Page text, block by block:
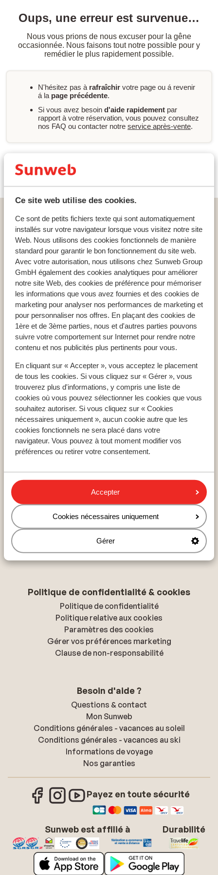
Ce site web utilise des cookies.
Ce sont de petits fichiers texte qui sont automatiquement
installés sur votre navigateur lorsque vous visitez notre site
Web. Nous utilisons des cookies fonctionnels de manière
standard pour garantir le bon fonctionnement du site web.
Avec votre autorisation, nous utilisons chez Sunweb Group
GmbH également des cookies analytiques pour améliorer
notre site Web, des cookies de préférence pour mémoriser
les informations que vous avez fournies et des cookies de
marketing pour analyser nos performances de marketing et
pour personnaliser nos offres. En plaçant des cookies de
1ère et de 3ème parties, nous et d'autres parties pouvons
suivre votre comportement sur Internet pour rendre notre
contenu et nos publicités plus pertinents pour vous.
En cliquant sur « Accepter », vous acceptez le placement
de tous les cookies. Si vous cliquez sur « Gérer », vous
trouverez plus d'informations, y compris une liste de
cookies où vous pouvez sélectionner les cookies que vous
souhaitez autoriser. Si vous cliquez sur « Cookies
nécessaires uniquement », aucun cookie autre que les
cookies fonctionnels ne sera placé dans votre
navigateur. Vous pouvez à tout moment modifier vos
préférences ou retirer votre consentement.
Accepter
Cookies nécessaires uniquement
Gérer
Oups, une erreur est survenue…
Nous vous prions de nous excuser pour la gêne
occasionnée. Nous faisons tout notre possible pour y
remédier le plus rapidement possible.
N'hésitez pas à rafraîchir votre page ou á revenir
á la page précédente.
Si vous avez besoin d'aide rapidement par
rapport à votre réservation, vous pouvez consultez
nos FAQ ou contacter notre service après-vente.
Nouvelle recherche
Appart'hôtel Premier Fort Beach
Pays populaires
Espagne
Égypte
Tunisie
Régions populaires
Mer Rouge
Lanzarote
Golfe d'Hammamet
Destinations populaires
Hurghada
Hammamet
À propos de Sunweb
À propos de Sunweb
Tourisme responsable
Presse & médias
Déclaration d'accessibilité
Politique de confidentialité & cookies
Politique de confidentialité
Politique relative aux cookies
Paramètres des cookies
Gérer vos préférences marketing
Clause de non-responsabilité
Besoin d'aide ?
Questions & contact
Mon Sunweb
Conditions générales - vacances au soleil
Conditions générales - vacances au ski
Informations de voyage
Nos garanties
Payez en toute sécurité
Sunweb est affilié à Durabilité